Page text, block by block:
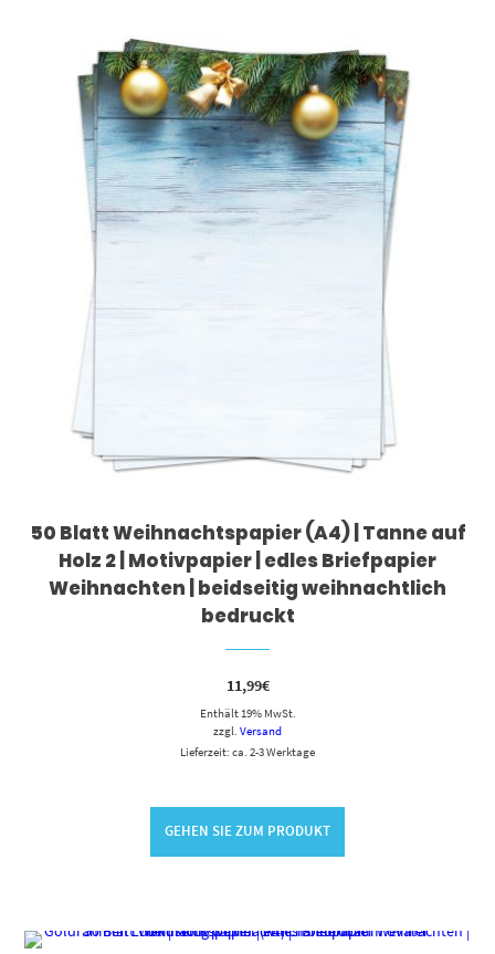
50 Blatt Weihnachtspapier (A4) | Tanne auf
Holz 2 | Motivpapier | edles Briefpapier
Weihnachten | beidseitig weihnachtlich
bedruckt
11,99€
Enthält 19% MwSt.
zzgl. Versand
Lieferzeit: ca. 2-3 Werktage
GEHEN SIE ZUM PRODUKT